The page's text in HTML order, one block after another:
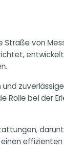
Straße von
Rolle bei der